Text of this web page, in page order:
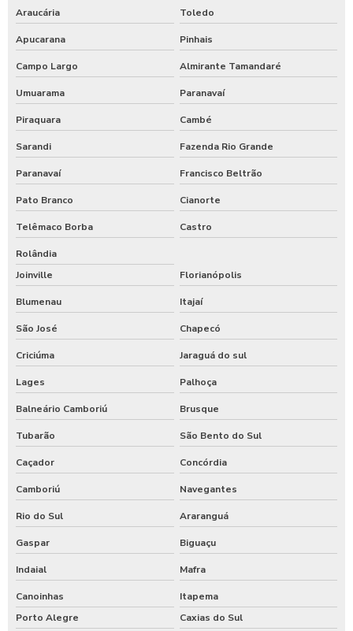
Araucária Toledo
Apucarana Pinhais
Campo Largo Almirante Tamandaré
Umuarama Paranavaí
Piraquara Cambé
Sarandi Fazenda Rio Grande
Paranavaí Francisco Beltrão
Pato Branco Cianorte
Telêmaco Borba Castro
Rolândia
Joinville
Florianópolis
Blumenau Itajaí
São José Chapecó
Criciúma Jaraguá do sul
Lages Palhoça
Balneário Camboriú Brusque
Tubarão São Bento do Sul
Caçador Concórdia
Camboriú Navegantes
Rio do Sul Araranguá
Gaspar Biguaçu
Indaial Mafra
Canoinhas
Itapema
Porto Alegre
Caxias do Sul